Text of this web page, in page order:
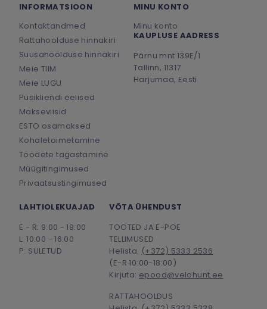
INFORMATSIOON
Kontaktandmed
Rattahoolduse hinnakiri
Suusahoolduse hinnakiri
Meie TIIM
Meie LUGU
Püsikliendi eelised
Makseviisid
ESTO osamaksed
Kohaletoimetamine
Toodete tagastamine
Müügitingimused
Privaatsustingimused
MINU KONTO
Minu konto
KAUPLUSE AADRESS
Pärnu mnt 139E/1
Tallinn, 11317
Harjumaa, Eesti
LAHTIOLEKUAJAD
E - R: 9:00 - 19:00
L: 10:00 - 16:00
P: SULETUD
VÕTA ÜHENDUST
TOOTED JA E-POE
TELLIMUSED
Helista: (+372) 5333 2536
(E-R 10:00-18:00)
Kirjuta: epood@velohunt.ee
RATTAHOOLDUS